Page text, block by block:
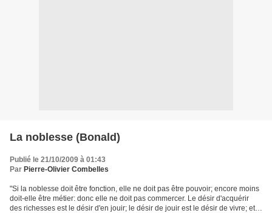
La noblesse (Bonald)
Publié le 21/10/2009 à 01:43
Par Pierre-Olivier Combelles
"Si la noblesse doit être fonction, elle ne doit pas être pouvoir; encore moins
doit-elle être métier: donc elle ne doit pas commercer. Le désir d'acquérir
des richesses est le désir d'en jouir; le désir de jouir est le désir de vivre; et